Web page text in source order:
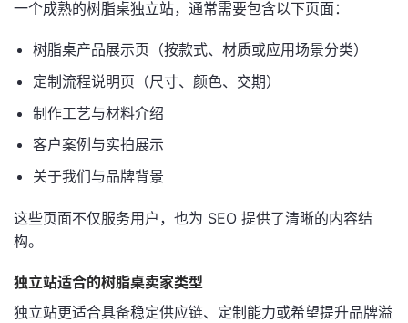
一个成熟的树脂桌独立站，通常需要包含以下页面：
树脂桌产品展示页（按款式、材质或应用场景分类）
定制流程说明页（尺寸、颜色、交期）
制作工艺与材料介绍
客户案例与实拍展示
关于我们与品牌背景
这些页面不仅服务用户，也为 SEO 提供了清晰的内容结
构。
独立站适合的树脂桌卖家类型
独立站更适合具备稳定供应链、定制能力或希望提升品牌溢